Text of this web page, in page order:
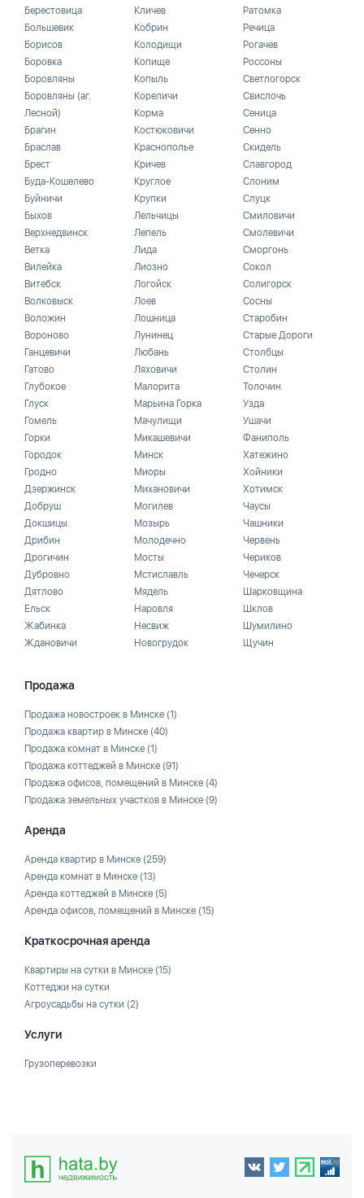
Берестовица
Большевик
Борисов
Боровка
Боровляны
Боровляны (аг.
Лесной)
Брагин
Браслав
Брест
Буда-Кошелево
Буйничи
Быхов
Верхнедвинск
Ветка
Вилейка
Витебск
Волковыск
Воложин
Вороново
Ганцевичи
Гатово
Глубокое
Глуск
Гомель
Горки
Городок
Гродно
Дзержинск
Добруш
Докшицы
Дрибин
Дрогичин
Дубровно
Дятлово
Ельск
Жабинка
Ждановичи
Кличев
Кобрин
Колодищи
Копище
Копыль
Кореличи
Корма
Костюковичи
Краснополье
Кричев
Круглое
Крупки
Лельчицы
Лепель
Лида
Лиозно
Логойск
Лоев
Лошница
Лунинец
Любань
Ляховичи
Малорита
Марьина Горка
Мачулищи
Микашевичи
Минск
Миоры
Михановичи
Могилев
Мозырь
Молодечно
Мосты
Мстиславль
Мядель
Наровля
Несвиж
Новогрудок
Ратомка
Речица
Рогачев
Россоны
Светлогорск
Свислочь
Сеница
Сенно
Скидель
Славгород
Слоним
Слуцк
Смиловичи
Смолевичи
Сморгонь
Сокол
Солигорск
Сосны
Старобин
Старые Дороги
Столбцы
Столин
Толочин
Узда
Ушачи
Фаниполь
Хатежино
Хойники
Хотимск
Чаусы
Чашники
Червень
Чериков
Чечерск
Шарковщина
Шклов
Шумилино
Щучин
Продажа
Продажа новостроек в Минске (1)
Продажа квартир в Минске (40)
Продажа комнат в Минске (1)
Продажа коттеджей в Минске (91)
Продажа офисов, помещений в Минске (4)
Продажа земельных участков в Минске (9)
Аренда
Аренда квартир в Минске (259)
Аренда комнат в Минске (13)
Аренда коттеджей в Минске (5)
Аренда офисов, помещений в Минске (15)
Краткосрочная аренда
Квартиры на сутки в Минске (15)
Коттеджи на сутки
Агроусадьбы на сутки (2)
Услуги
Грузоперевозки